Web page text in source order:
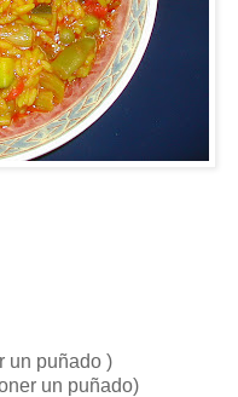
un puñado )
un puñado)